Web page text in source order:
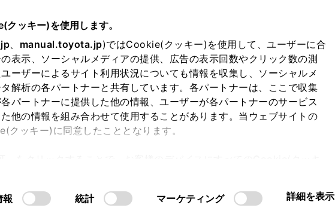
ッキー)を使用します。
、 manual.toyota.jp)ではCookie(クッキー)を使用して、ユーザーに合
表示、ソーシャルメディアの提供、広告の表示回数やクリック数の測
ーザーによるサイト利用状況についても情報を収集し、ソーシャルメ
解析の各パートナーと共有しています。各パートナーは、ここで収集
パートナーに提供した他の情報、ユーザーが各パートナーのサービス
他の情報を組み合わせて使用することがあります。当ウェブサイトの
クッキー)に同意したこととなります。
報 統計 マーケティング 詳細を表示
頼
入力内容のご確認
ログインして自動入力